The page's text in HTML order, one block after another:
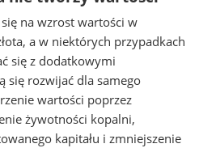
się na wzrost wartości w
a w niektórych przypadkach
się z dodatkowymi
się rozwijać dla samego
wartości poprzez
żywotności kopalni,
kapitału i zmniejszenie